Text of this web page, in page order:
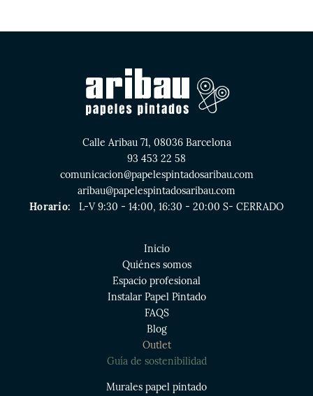
Calle Aribau 71, 08036 Barcelona
93 453 22 58
comunicacion@papelespintadosaribau.com
aribau@papelespintadosaribau.com
Horario:
L-V 9:30 - 14:00, 16:30 - 20:00 S- CERRADO
Inicio
Quiénes somos
Espacio profesional
Instalar Papel Pintado
FAQS
Blog
Outlet
Guía de sostenibilidad
Murales papel pintado